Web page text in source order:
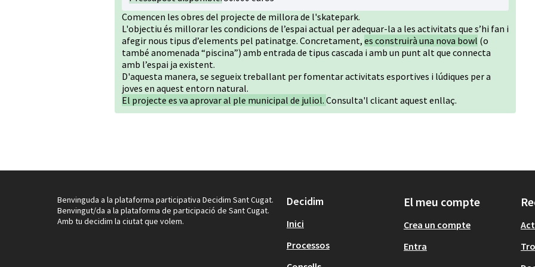
Comencen les obres del projecte de millora de l'skatepark.
L'objectiu és millorar les condicions de l’espai actual per adequar-la a les activitats que s’hi fan i
afegir nous tipus d’elements pel patinatge. Concretament, es construirà una nova bowl (o
també anomenada “piscina”) amb entrada de tipus cascada i amb un punt alt que connecta
amb l’espai ja existent.
D'aquesta manera, se segueix treballant per fomentar activitats esportives i lúdiques per a
joves en aquest entorn natural.
El projecte es va aprovar al ple municipal de juliol. Consulta'l clicantaquest enllaç.
Benvinguda a la plataforma participativa Decidim Sant Cugat.
Benvingut/da a la plataforma de participació de Sant Cugat.
Amb tu decidim la ciutat que volem.
Decidim
Inici
Processos
El meu compte
Crea un compte
Entra